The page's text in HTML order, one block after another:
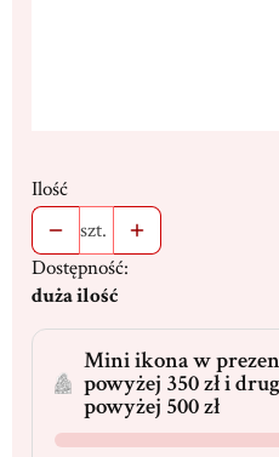
Ilość
szt.
Dostępność:
duża ilość
Mini ikona w
powyżej 350 zł i
powyżej 500 zł